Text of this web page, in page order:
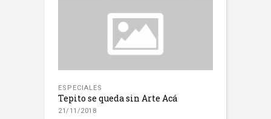
ESPECIALES
Tepito se queda sin Arte Acá
21/11/2018